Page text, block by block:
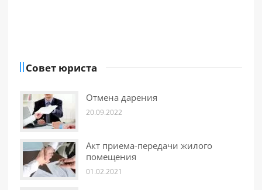
Совет юриста
Отмена дарения
20.09.2022
Акт приема-передачи жилого
помещения
01.02.2021